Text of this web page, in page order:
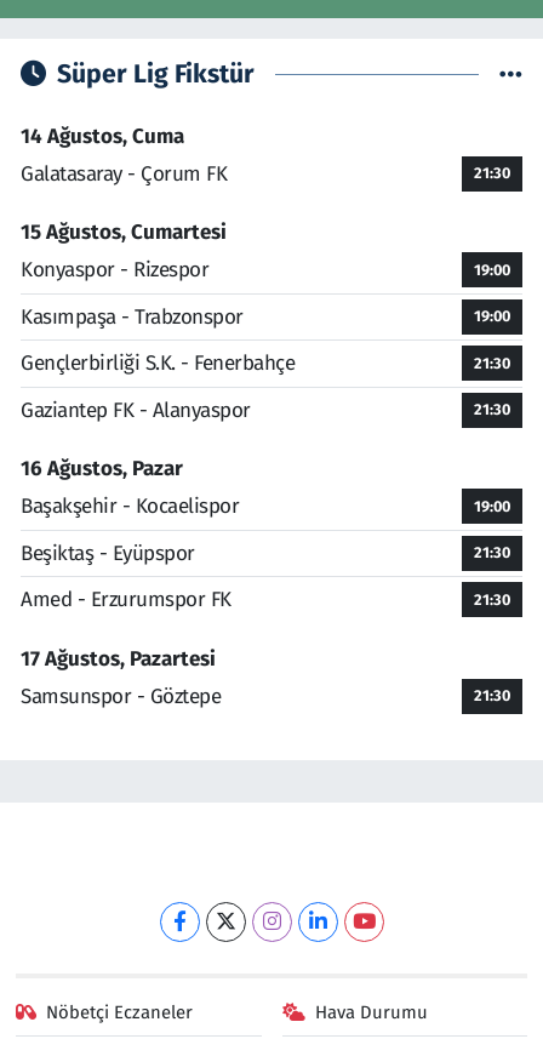
Süper Lig Fikstür
14 Ağustos, Cuma
Galatasaray - Çorum FK
21:30
15 Ağustos, Cumartesi
Konyaspor - Rizespor
19:00
Kasımpaşa - Trabzonspor 19:00
Gençlerbirliği S.K. - Fenerbahçe 21:30
Gaziantep FK - Alanyaspor 21:30
16 Ağustos, Pazar
Başakşehir - Kocaelispor
19:00
Beşiktaş - Eyüpspor 21:30
Amed - Erzurumspor FK 21:30
17 Ağustos, Pazartesi
Samsunspor - Göztepe
21:30
Nöbetçi Eczaneler Hava Durumu